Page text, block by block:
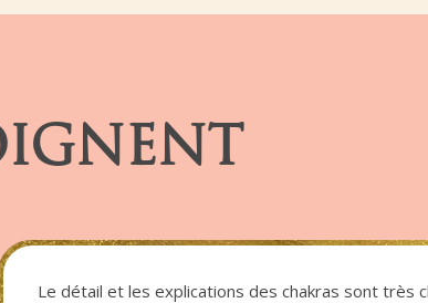
Le détail et les explications des chakras sont très